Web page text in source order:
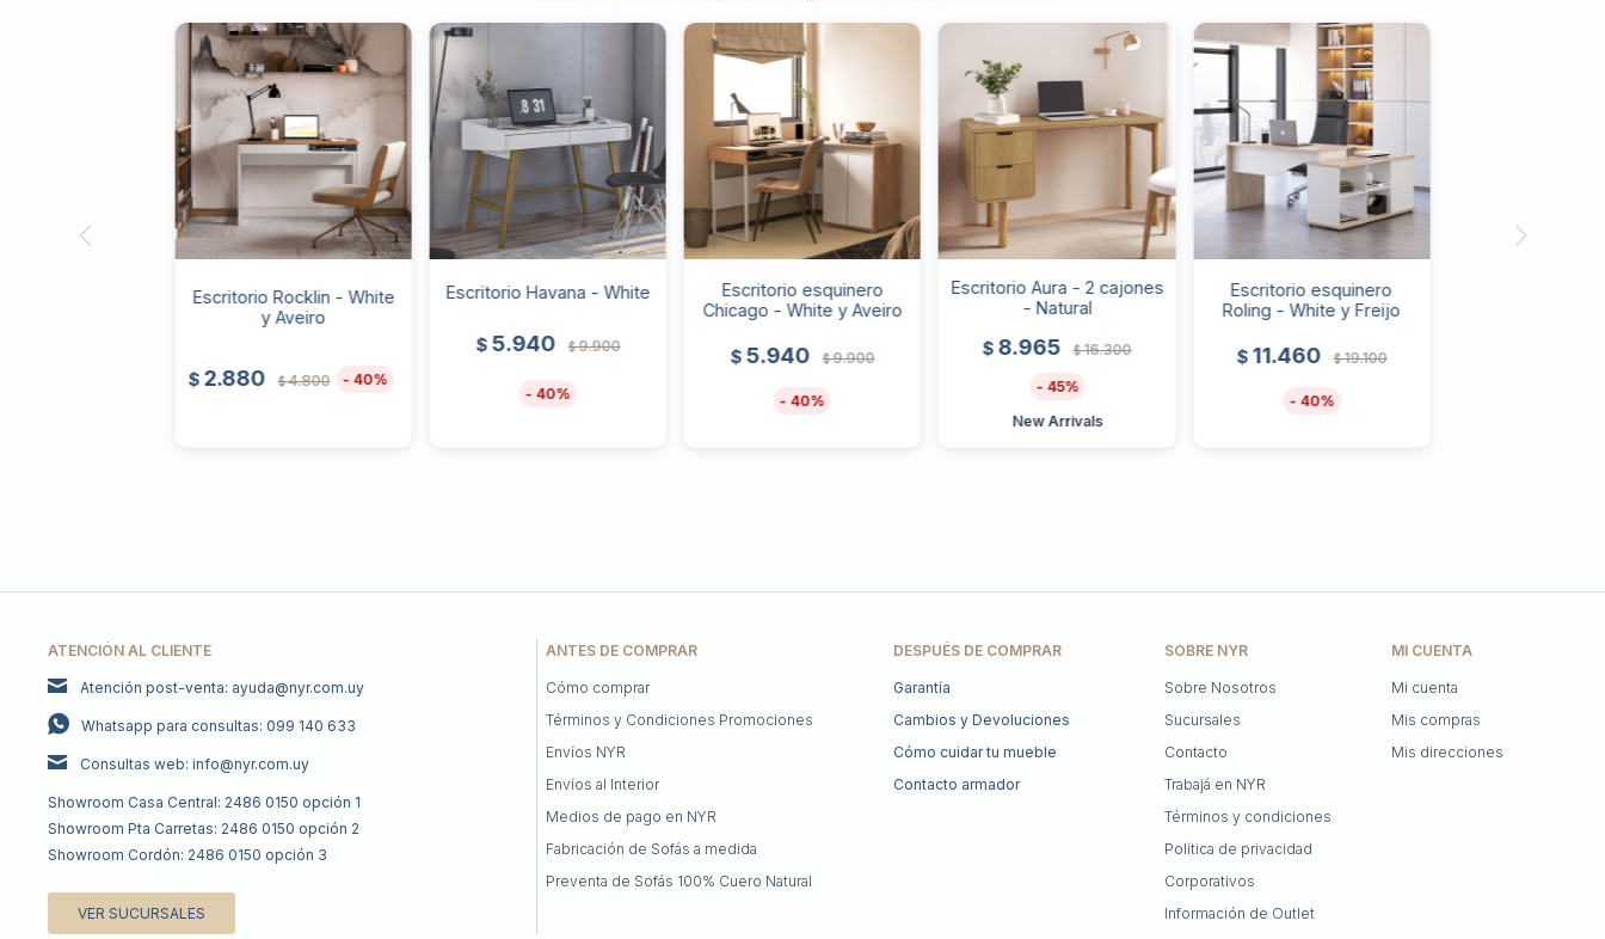
Escritorio Rocklin - White
y Aveiro
$ 2.880 $ 4.800 40
Escritorio Havana - White
$ 5.940 $ 9.900
40
Escritorio esquinero
Chicago - White y Aveiro
$ 5.940 $ 9.900
40
Escritorio Aura - 2 cajones
- Natural
$ 8.965 $ 16.300
45
New Arrivals
Escritorio esquinero
Roling - White y Freijo
$ 11.460 $ 19.100
40
ATENCIÓN AL CLIENTE
Atención post-venta: ayuda@nyr.com.uy
Whatsapp para consultas: 099 140 633
Consultas web: info@nyr.com.uy
Showroom Casa Central: 2486 0150 opción 1
Showroom Pta Carretas: 2486 0150 opción 2
Showroom Cordón: 2486 0150 opción 3
VER SUCURSALES
DESPUÉS DE COMPRAR
Garantía
Cambios y Devoluciones
Cómo cuidar tu mueble
Contacto armador
SOBRE NYR
Sobre Nosotros
Sucursales
Contacto
Trabajá en NYR
Términos y condiciones
Política de privacidad
Corporativos
Información de Outlet
ANTES DE COMPRAR
Cómo comprar
Términos y Condiciones Promociones
Envíos NYR
Envíos al Interior
Medios de pago en NYR
Fabricación de Sofás a medida
Preventa de Sofás 100% Cuero Natural
MI CUENTA
Mi cuenta
Mis compras
Mis direcciones